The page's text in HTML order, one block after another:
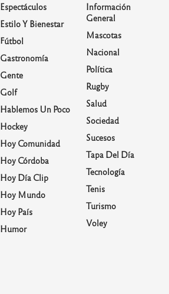
Espectáculos
Estilo Y Bienestar
Fútbol
Gastronomía
Gente
Golf
Hablemos Un Poco
Hockey
Hoy Comunidad
Hoy Córdoba
Hoy Día Clip
Hoy Mundo
Hoy País
Humor
Información
General
Mascotas
Nacional
Política
Rugby
Salud
Sociedad
Sucesos
Tapa Del Día
Tecnología
Tenis
Turismo
Voley